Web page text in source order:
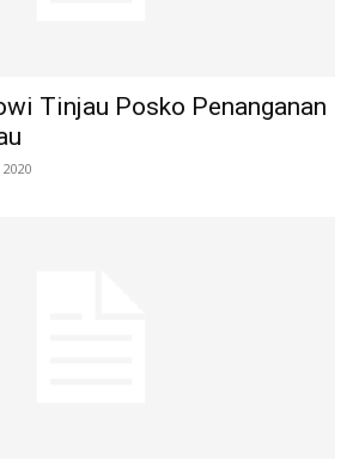
Tinjau Posko Penanganan